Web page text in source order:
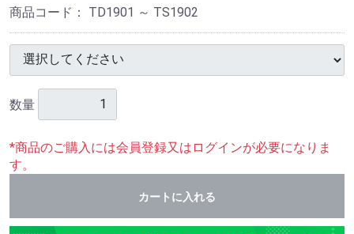
商品コード： TD1901 ～ TS1902
数量
*商品のご購入には会員登録又はログインが必要になりま
す。
カートに入れる